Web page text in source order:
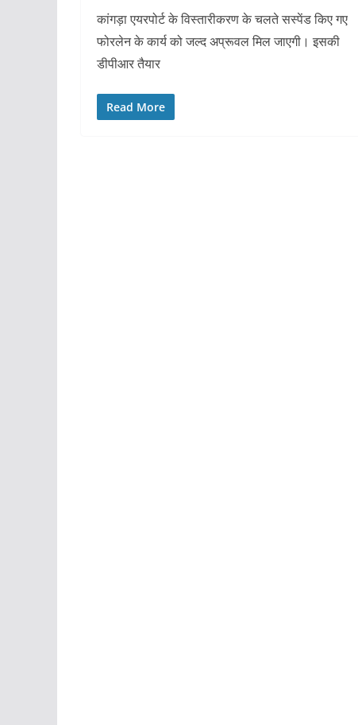
कांगड़ा एयरपोर्ट के विस्तारीकरण के चलते सस्पेंड किए गए
फोरलेन के कार्य को जल्द अप्रूवल मिल जाएगी। इसकी
डीपीआर तैयार
Read More